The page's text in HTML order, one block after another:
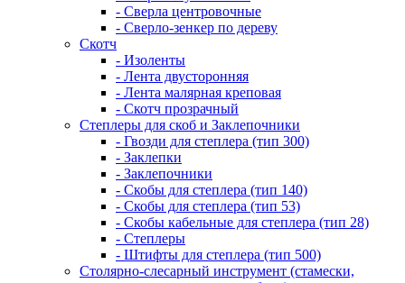
- Сверла центровочные
- Сверло-зенкер по дереву
Скотч
- Изоленты
- Лента двусторонняя
- Лента малярная креповая
- Скотч прозрачный
Степлеры для скоб и Заклепочники
- Гвозди для степлера (тип 300)
- Заклепки
- Заклепочники
- Скобы для степлера (тип 140)
- Скобы для степлера (тип 53)
- Скобы кабельные для степлера (тип 28)
- Степлеры
- Штифты для степлера (тип 500)
Столярно-слесарный инструмент (стамески,